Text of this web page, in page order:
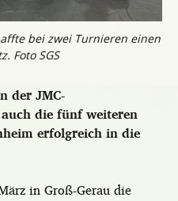
bei zwei Turnieren einen
Foto SGS
der JMC-
die fünf weiteren
erfolgreich in die
in Groß-Gerau die